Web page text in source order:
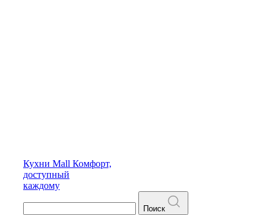
Кухни Mall Комфорт,
доступный
каждому
Поиск